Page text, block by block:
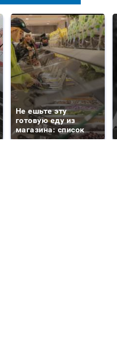
Не ешьте эту
готовую еду из
магазина: список